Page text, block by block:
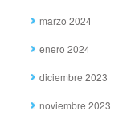
marzo 2024
enero 2024
diciembre 2023
noviembre 2023